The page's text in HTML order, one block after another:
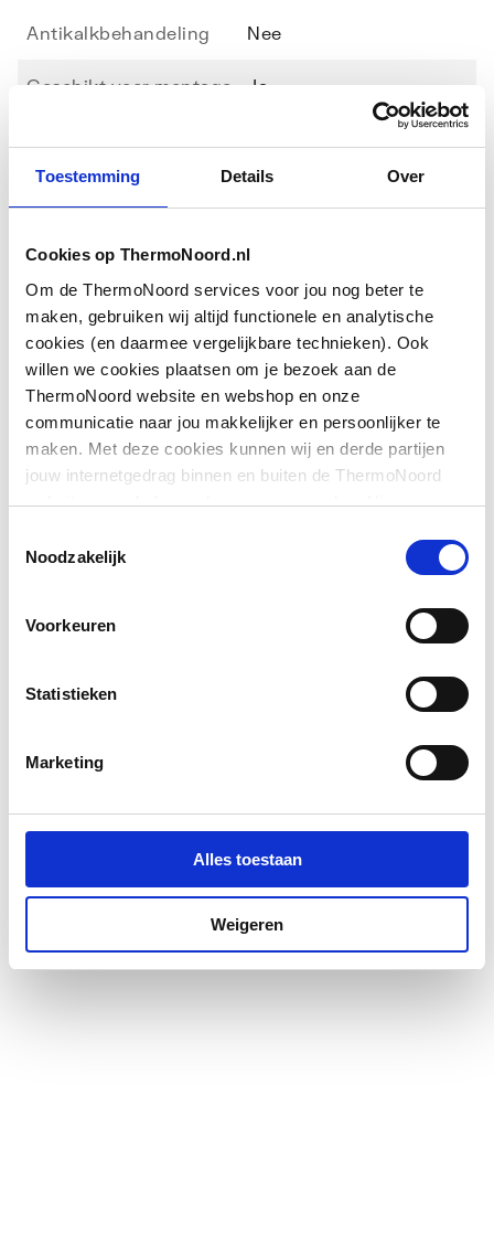
Toestemming Details Over
Cookies op ThermoNoord.nl
Om de ThermoNoord services voor jou nog beter te
maken, gebruiken wij altijd functionele en analytische
cookies (en daarmee vergelijkbare technieken). Ook
willen we cookies plaatsen om je bezoek aan de
ThermoNoord website en webshop en onze
communicatie naar jou makkelijker en persoonlijker te
maken. Met deze cookies kunnen wij en derde partijen
jouw internetgedrag binnen en buiten de ThermoNoord
website en webshop volgen en verzamelen. Hiermee
communicatie aan jouw interesses aan. We slaan je
Noodzakelijk
Voorkeuren
Statistieken
Marketing
Alles toestaan
Weigeren
Antikalkbehandeling Nee
Geschikt voor montage
Ja
op tegelvloer
Geschikt voor U-
Nee
Glas-/kunststofdecor Nee
Grootste breedte 855
Hoogte 1900
Kleinste breedte 855
Materiaal wanden
Met profiel
Profielglans
Type deur Schuif tweedelig
Downloads
Exploded_view application/postscript
Exploded_viewapplication/postscript,45 KB
Pictogramimage/jpeg,449 KB
Montageinstructie 3 MB